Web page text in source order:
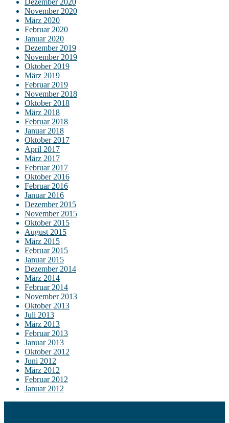
November 2020
März 2020
Februar 2020
Januar 2020
Dezember 2019
November 2019
Oktober 2019
März 2019
Februar 2019
November 2018
Oktober 2018
März 2018
Februar 2018
Januar 2018
Oktober 2017
April 2017
März 2017
Februar 2017
Oktober 2016
Februar 2016
Januar 2016
Dezember 2015
November 2015
Oktober 2015
August 2015
März 2015
Februar 2015
Januar 2015
Dezember 2014
März 2014
Februar 2014
November 2013
Oktober 2013
Juli 2013
März 2013
Februar 2013
Januar 2013
Oktober 2012
Juni 2012
März 2012
Februar 2012
Januar 2012